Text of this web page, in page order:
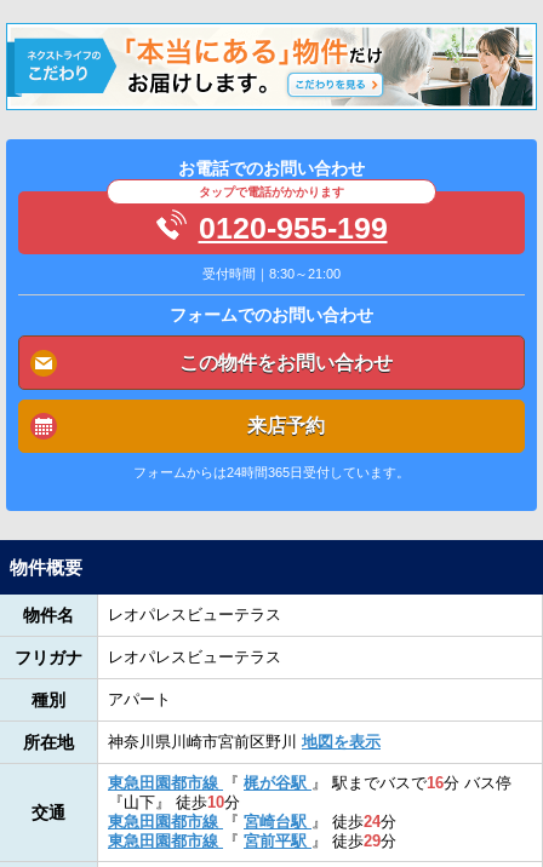
お電話でのお問い合わせ
タップで電話がかかります
0120-955-199
受付時間｜8:30～21:00
フォームでのお問い合わせ
この物件をお問い合わせ
来店予約
フォームからは24時間365日受付しています。
物件概要
物件名 レオパレスビューテラス
フリガナ レオパレスビューテラス
種別 アパート
所在地 神奈川県川崎市宮前区野川 地図を表示
交通
東急田園都市線 『 梶が谷駅 』 駅までバスで16分 バス停
『山下』 徒歩10分
東急田園都市線
『 宮崎台駅 』 徒歩24分
東急田園都市線
『 宮前平駅 』 徒歩29分